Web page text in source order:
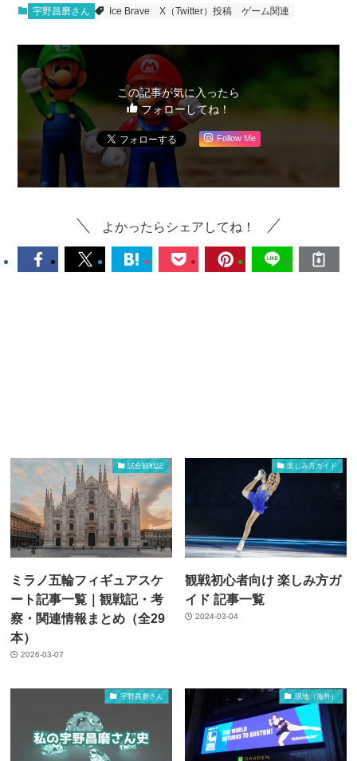
宇野昌磨さん Ice Brave X（Twitter）投稿 ゲーム関連
この記事が気に入ったら
フォローしてね！
Follow Me
よかったらシェアしてね！
試合観戦記
ミラノ五輪フィギュアスケ
ート記事一覧｜観戦記・考
察・関連情報まとめ（全29
本）
2026-03-07
楽しみ方ガイド
観戦初心者向け 楽しみ方ガ
イド 記事一覧
2024-03-04
宇野昌磨さん 現地（海外）